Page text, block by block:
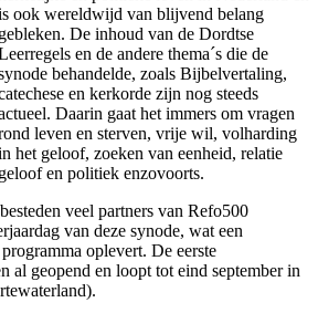
ook wereldwijd van blijvend belang
gebleken. De inhoud van de Dordtse
en de andere thema´s die de
behandelde, zoals Bijbelvertaling,
en kerkorde zijn nog steeds
Daarin gaat het immers om vragen
leven en sterven, vrije wil, volharding
het geloof, zoeken van eenheid, relatie
geloof en politiek enzovoorts.
veel partners van Refo500
van deze synode, wat een
oplevert. De eerste
al geopend en loopt tot eind september in